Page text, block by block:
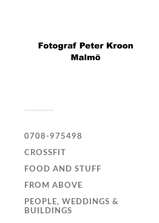
0708-975498
CROSSFIT
FOOD AND STUFF
FROM ABOVE
PEOPLE, WEDDINGS &
BUILDINGS